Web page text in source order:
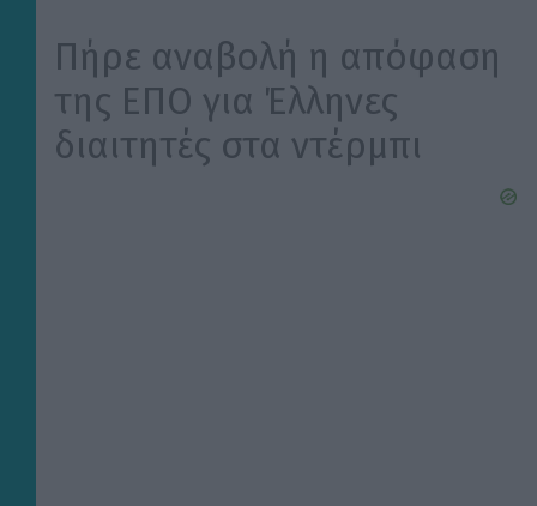
Πήρε αναβολή η απόφαση
της ΕΠΟ για Έλληνες
διαιτητές στα ντέρμπι